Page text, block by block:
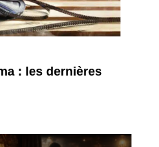
: les dernières